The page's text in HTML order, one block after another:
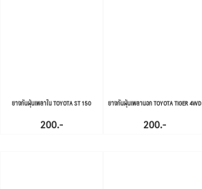
ยางกันฝุ่นเพลาใน TOYOTA ST 150
200.-
ยางกันฝุ่นเพลานอก TOYOTA TIGER 4WD
200.-